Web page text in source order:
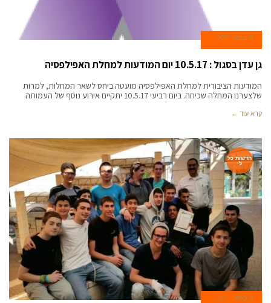
9 במאי 2017
גן עדן בסגול : 10.5.17 יום המודעות למחלת האפילפסיה
המודעות הציבורית למחלת האפילפסיה מועטה ביחס לשאר המחלות, למרות
שלצערנו המחלה שכיחה. ביום רביעי 10.5.17 יתקיים אירוע נוסף של העמותה
קרא עוד ←
חדשות כל
לי
9 במאי 2017